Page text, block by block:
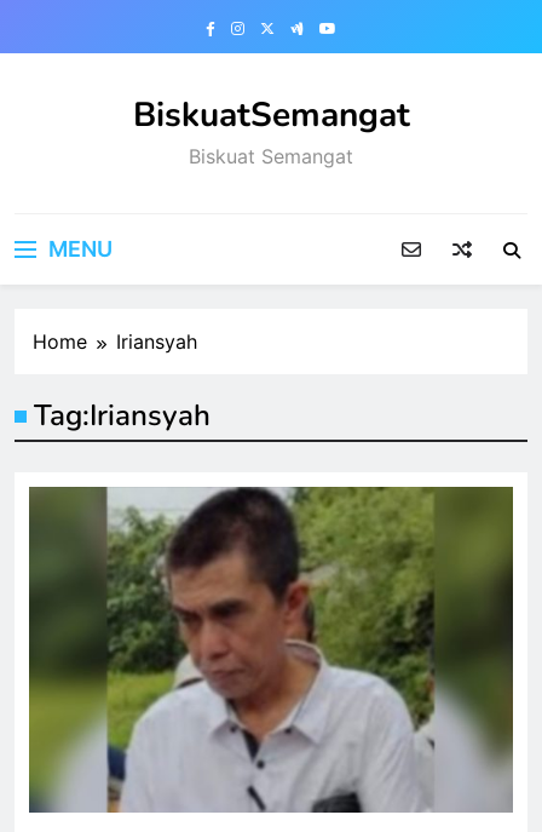
BiskuatSemangat
Biskuat Semangat
MENU
Home Iriansyah
Tag:Iriansyah